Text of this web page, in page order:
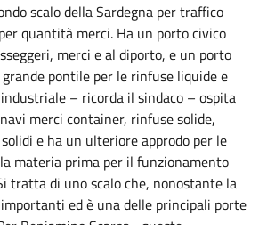
scalo della Sardegna per traffico
quantità merci. Ha un porto civico
merci e al diporto, e un porto
pontile per le rinfuse liquide e
– ricorda il sindaco – ospita
merci container, rinfuse solide,
e ha un ulteriore approdo per le
materia prima per il funzionamento
tratta di uno scalo che, nonostante la
ed è una delle principali porte